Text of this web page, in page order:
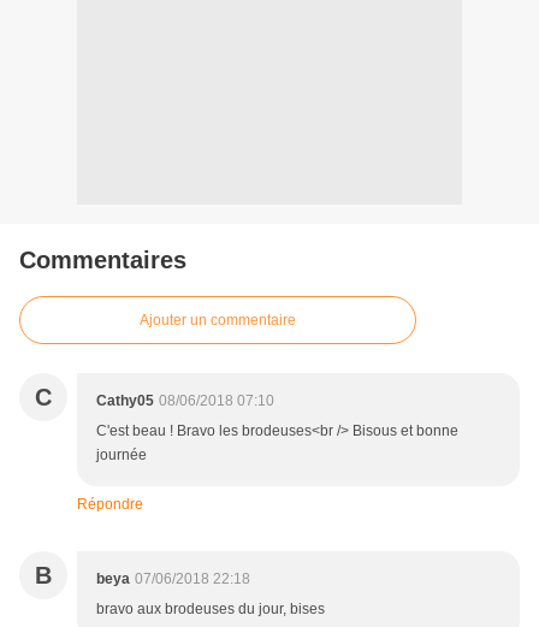
Commentaires
Ajouter un commentaire
C Cathy05 08/06/2018 07:10
C'est beau ! Bravo les brodeuses<br /> Bisous et bonne
journée
Répondre
B beya 07/06/2018 22:18
bravo aux brodeuses du jour, bises